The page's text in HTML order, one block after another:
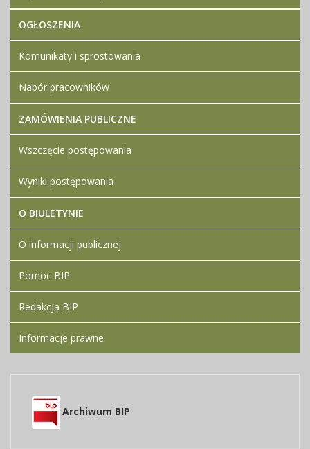
OGŁOSZENIA
Komunikaty i sprostowania
Nabór pracowników
ZAMÓWIENIA PUBLICZNE
Wszczęcie postępowania
Wyniki postępowania
O BIULETYNIE
O informacji publicznej
Pomoc BIP
Redakcja BIP
Informacje prawne
Archiwum BIP